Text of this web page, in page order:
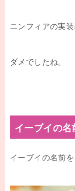
ニンフィアの実
ダメでしたね。
イーブイの名
イーブイの名前